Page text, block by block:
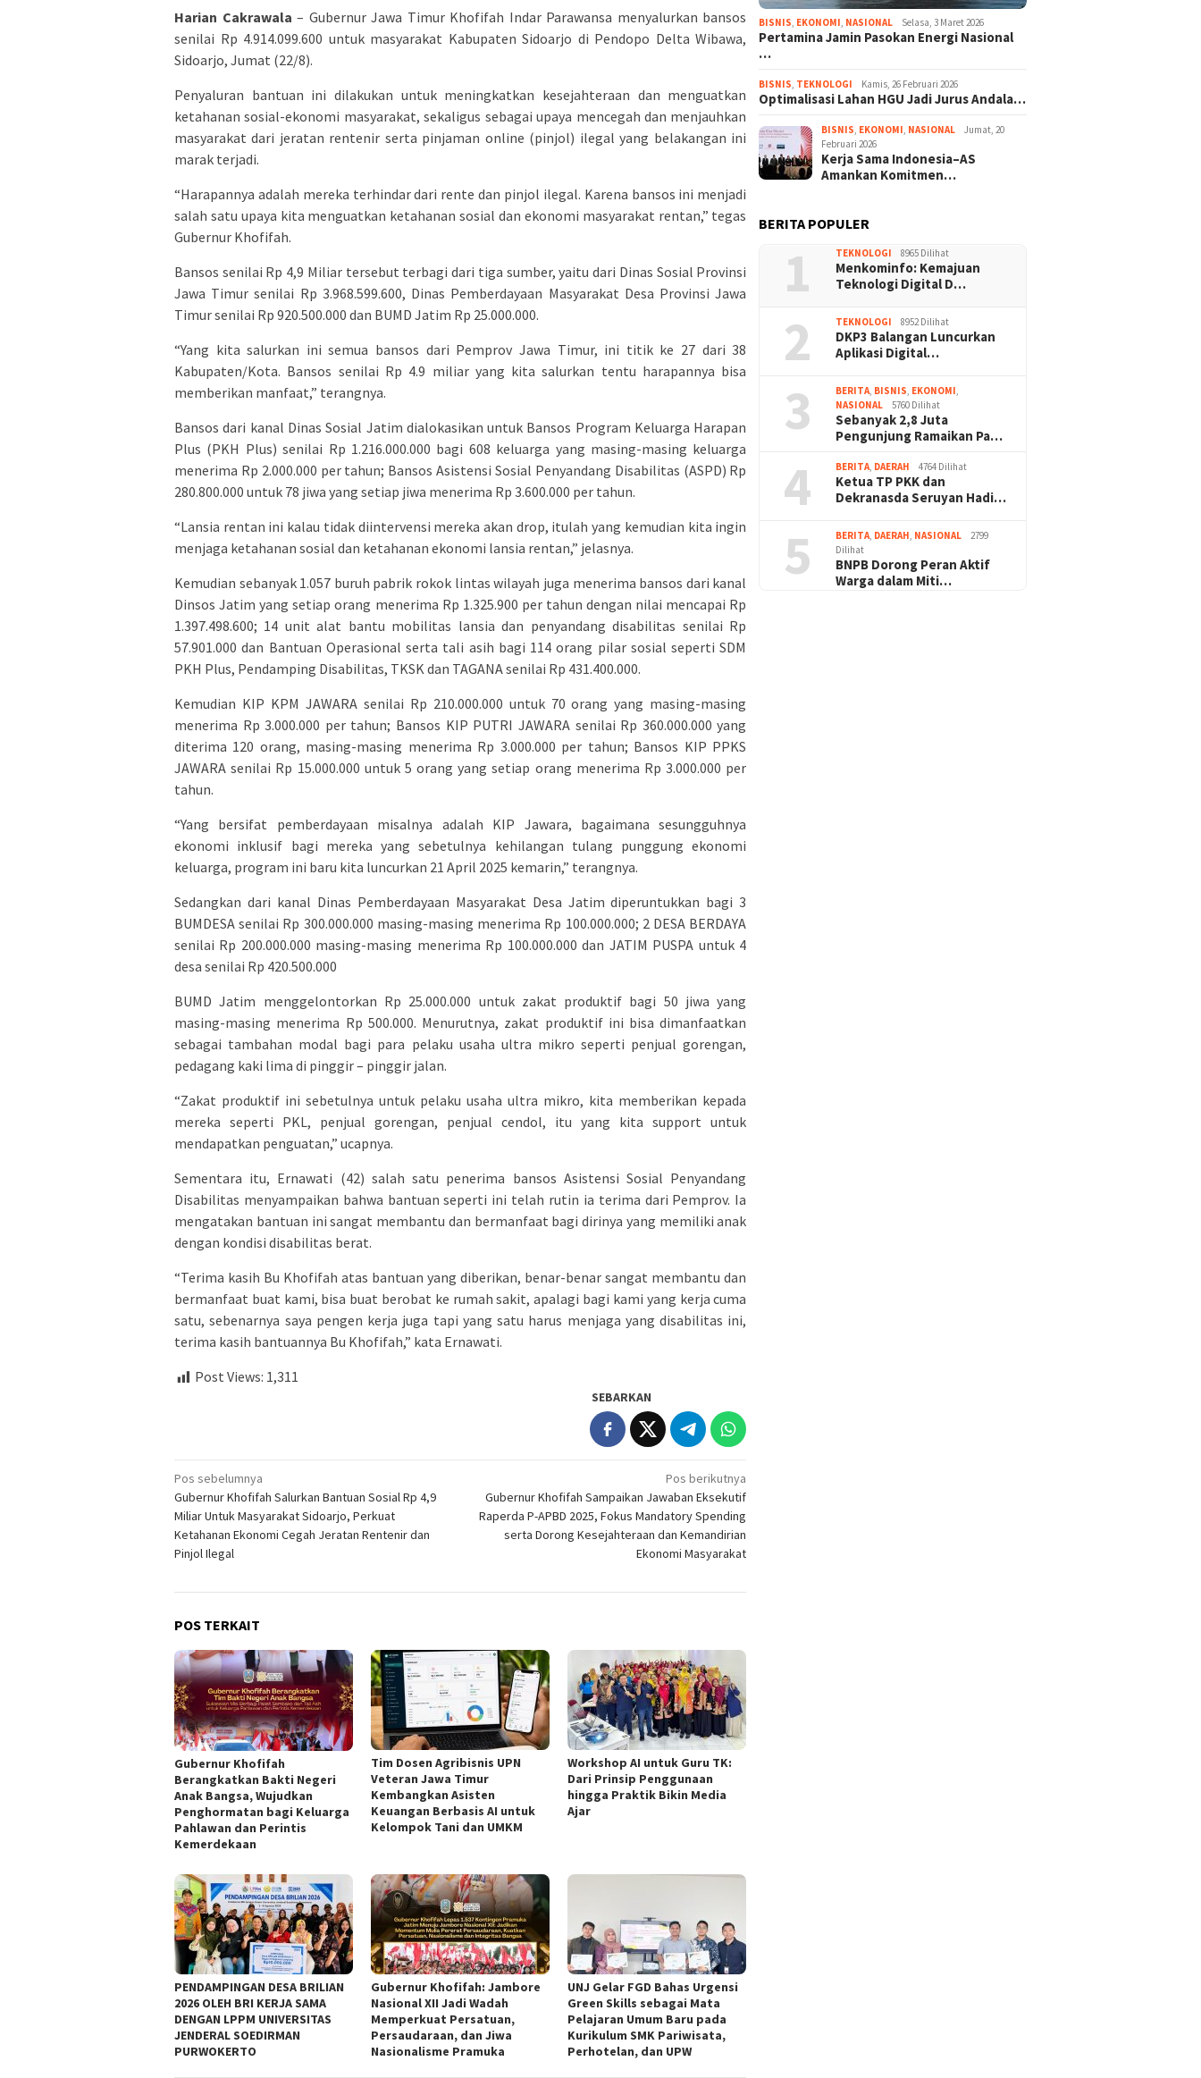
Harian Cakrawala – Gubernur Jawa Timur Khofifah Indar Parawansa menyalurkan bansos
senilai Rp 4.914.099.600 untuk masyarakat Kabupaten Sidoarjo di Pendopo Delta Wibawa,
Sidoarjo, Jumat (22/8).
Penyaluran bantuan ini dilakukan untuk meningkatkan kesejahteraan dan menguatkan
ketahanan sosial-ekonomi masyarakat, sekaligus sebagai upaya mencegah dan menjauhkan
masyarakat dari jeratan rentenir serta pinjaman online (pinjol) ilegal yang belakangan ini
marak terjadi.
“Harapannya adalah mereka terhindar dari rente dan pinjol ilegal. Karena bansos ini menjadi
salah satu upaya kita menguatkan ketahanan sosial dan ekonomi masyarakat rentan,” tegas
Gubernur Khofifah.
Bansos senilai Rp 4,9 Miliar tersebut terbagi dari tiga sumber, yaitu dari Dinas Sosial Provinsi
Jawa Timur senilai Rp 3.968.599.600, Dinas Pemberdayaan Masyarakat Desa Provinsi Jawa
Timur senilai Rp 920.500.000 dan BUMD Jatim Rp 25.000.000.
“Yang kita salurkan ini semua bansos dari Pemprov Jawa Timur, ini titik ke 27 dari 38
Kabupaten/Kota. Bansos senilai Rp 4.9 miliar yang kita salurkan tentu harapannya bisa
memberikan manfaat,” terangnya.
Bansos dari kanal Dinas Sosial Jatim dialokasikan untuk Bansos Program Keluarga Harapan
Plus (PKH Plus) senilai Rp 1.216.000.000 bagi 608 keluarga yang masing-masing keluarga
menerima Rp 2.000.000 per tahun; Bansos Asistensi Sosial Penyandang Disabilitas (ASPD) Rp
280.800.000 untuk 78 jiwa yang setiap jiwa menerima Rp 3.600.000 per tahun.
“Lansia rentan ini kalau tidak diintervensi mereka akan drop, itulah yang kemudian kita ingin
menjaga ketahanan sosial dan ketahanan ekonomi lansia rentan,” jelasnya.
Kemudian sebanyak 1.057 buruh pabrik rokok lintas wilayah juga menerima bansos dari kanal
Dinsos Jatim yang setiap orang menerima Rp 1.325.900 per tahun dengan nilai mencapai Rp
1.397.498.600; 14 unit alat bantu mobilitas lansia dan penyandang disabilitas senilai Rp
57.901.000 dan Bantuan Operasional serta tali asih bagi 114 orang pilar sosial seperti SDM
PKH Plus, Pendamping Disabilitas, TKSK dan TAGANA senilai Rp 431.400.000.
Kemudian KIP KPM JAWARA senilai Rp 210.000.000 untuk 70 orang yang masing-masing
menerima Rp 3.000.000 per tahun; Bansos KIP PUTRI JAWARA senilai Rp 360.000.000 yang
diterima 120 orang, masing-masing menerima Rp 3.000.000 per tahun; Bansos KIP PPKS
JAWARA senilai Rp 15.000.000 untuk 5 orang yang setiap orang menerima Rp 3.000.000 per
tahun.
“Yang bersifat pemberdayaan misalnya adalah KIP Jawara, bagaimana sesungguhnya
ekonomi inklusif bagi mereka yang sebetulnya kehilangan tulang punggung ekonomi
keluarga, program ini baru kita luncurkan 21 April 2025 kemarin,” terangnya.
Sedangkan dari kanal Dinas Pemberdayaan Masyarakat Desa Jatim diperuntukkan bagi 3
BUMDESA senilai Rp 300.000.000 masing-masing menerima Rp 100.000.000; 2 DESA BERDAYA
senilai Rp 200.000.000 masing-masing menerima Rp 100.000.000 dan JATIM PUSPA untuk 4
desa senilai Rp 420.500.000
BUMD Jatim menggelontorkan Rp 25.000.000 untuk zakat produktif bagi 50 jiwa yang
masing-masing menerima Rp 500.000. Menurutnya, zakat produktif ini bisa dimanfaatkan
sebagai tambahan modal bagi para pelaku usaha ultra mikro seperti penjual gorengan,
pedagang kaki lima di pinggir – pinggir jalan.
“Zakat produktif ini sebetulnya untuk pelaku usaha ultra mikro, kita memberikan kepada
mereka seperti PKL, penjual gorengan, penjual cendol, itu yang kita support untuk
mendapatkan penguatan,” ucapnya.
Sementara itu, Ernawati (42) salah satu penerima bansos Asistensi Sosial Penyandang
Disabilitas menyampaikan bahwa bantuan seperti ini telah rutin ia terima dari Pemprov. Ia
mengatakan bantuan ini sangat membantu dan bermanfaat bagi dirinya yang memiliki anak
dengan kondisi disabilitas berat.
“Terima kasih Bu Khofifah atas bantuan yang diberikan, benar-benar sangat membantu dan
bermanfaat buat kami, bisa buat berobat ke rumah sakit, apalagi bagi kami yang kerja cuma
satu, sebenarnya saya pengen kerja juga tapi yang satu harus menjaga yang disabilitas ini,
terima kasih bantuannya Bu Khofifah,” kata Ernawati.
Post Views: 1,311
SEBARKAN
Navigasi
pos
Pos sebelumnya
Gubernur Khofifah Salurkan Bantuan Sosial Rp 4,9
Miliar Untuk Masyarakat Sidoarjo, Perkuat
Ketahanan Ekonomi Cegah Jeratan Rentenir dan
Pinjol Ilegal
Pos berikutnya
Gubernur Khofifah Sampaikan Jawaban Eksekutif
Raperda P-APBD 2025, Fokus Mandatory Spending
serta Dorong Kesejahteraan dan Kemandirian
Ekonomi Masyarakat
POS TERKAIT
Gubernur Khofifah
Berangkatkan Bakti Negeri
Anak Bangsa, Wujudkan
Penghormatan bagi Keluarga
Pahlawan dan Perintis
Kemerdekaan
Tim Dosen Agribisnis UPN
Veteran Jawa Timur
Kembangkan Asisten
Keuangan Berbasis AI untuk
Kelompok Tani dan UMKM
Workshop AI untuk Guru TK:
Dari Prinsip Penggunaan
hingga Praktik Bikin Media
Ajar
PENDAMPINGAN DESA BRILIAN
2026 OLEH BRI KERJA SAMA
DENGAN LPPM UNIVERSITAS
JENDERAL SOEDIRMAN
PURWOKERTO
Gubernur Khofifah: Jambore
Nasional XII Jadi Wadah
Memperkuat Persatuan,
Persaudaraan, dan Jiwa
Nasionalisme Pramuka
UNJ Gelar FGD Bahas Urgensi
Green Skills sebagai Mata
Pelajaran Umum Baru pada
Kurikulum SMK Pariwisata,
Perhotelan, dan UPW
BISNIS, EKONOMI, NASIONAL Selasa, 3 Maret 2026
Pertamina Jamin Pasokan Energi Nasional
…
BISNIS, TEKNOLOGI Kamis, 26 Februari 2026
Optimalisasi Lahan HGU Jadi Jurus Andala…
BISNIS, EKONOMI, NASIONAL
Jumat, 20
Februari 2026
Kerja Sama Indonesia–AS
Amankan Komitmen…
BERITA POPULER
1 TEKNOLOGI 8965 Dilihat
Menkominfo: Kemajuan
Teknologi Digital D…
2 TEKNOLOGI 8952 Dilihat
DKP3 Balangan Luncurkan
Aplikasi Digital…
3 BERITA, BISNIS, EKONOMI,
NASIONAL
5760 Dilihat
Sebanyak 2,8 Juta
Pengunjung Ramaikan Pa…
4 BERITA, DAERAH 4764 Dilihat
Ketua TP PKK dan
Dekranasda Seruyan Hadi…
5 BERITA, DAERAH, NASIONAL
2799
Dilihat
BNPB Dorong Peran Aktif
Warga dalam Miti…